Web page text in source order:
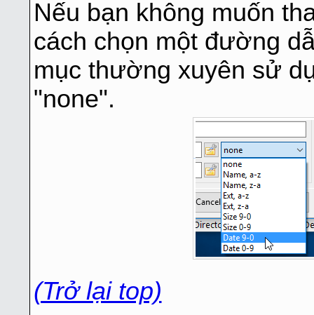
Nếu bạn không muốn
cách chọn một đường
mục thường xuyên sử
"none".
(Trở lại top)